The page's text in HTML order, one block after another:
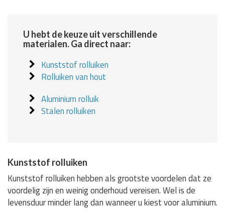
U hebt de keuze uit verschillende
materialen. Ga direct naar:
Kunststof rolluiken
Rolluiken van hout
Aluminium rolluik
Stalen rolluiken
Kunststof rolluiken
Kunststof rolluiken hebben als grootste voordelen dat ze
voordelig zijn en weinig onderhoud vereisen. Wel is de
levensduur minder lang dan wanneer u kiest voor aluminium.